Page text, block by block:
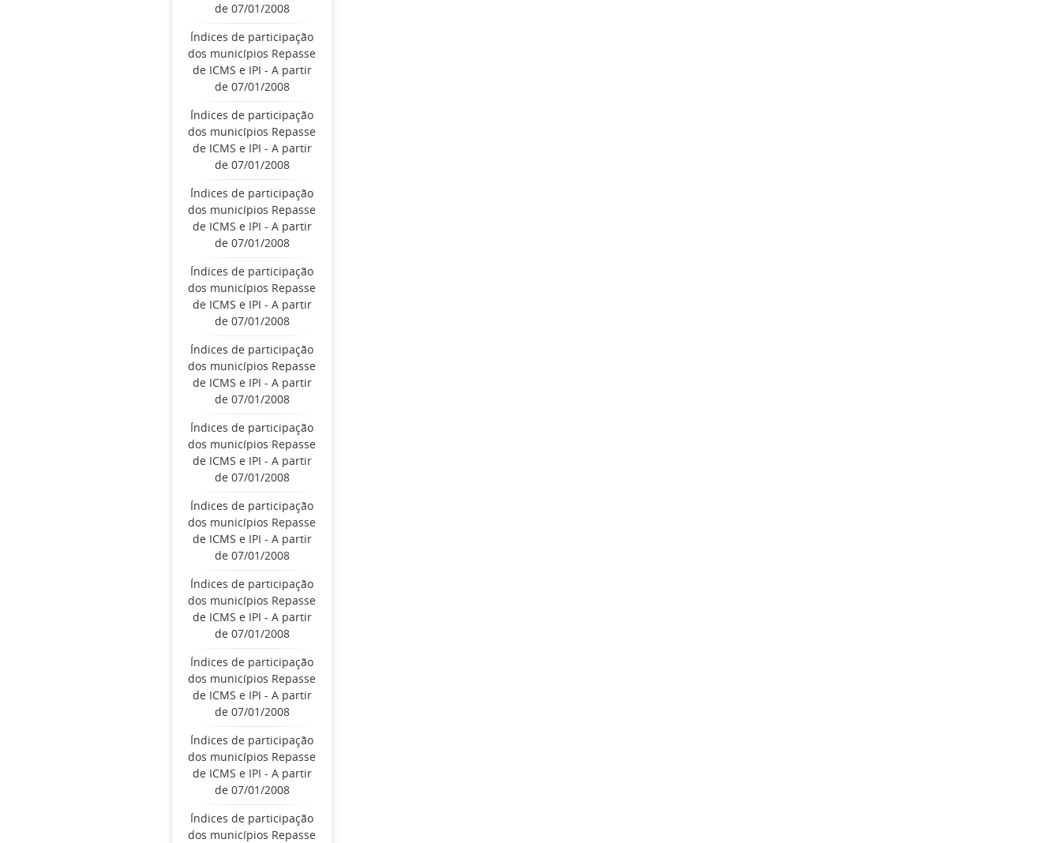
de 07/01/2008
Índices de participação
dos municípios Repasse
de ICMS e IPI - A partir
de 07/01/2008
Índices de participação
dos municípios Repasse
de ICMS e IPI - A partir
de 07/01/2008
Índices de participação
dos municípios Repasse
de ICMS e IPI - A partir
de 07/01/2008
Índices de participação
dos municípios Repasse
de ICMS e IPI - A partir
de 07/01/2008
Índices de participação
dos municípios Repasse
de ICMS e IPI - A partir
de 07/01/2008
Índices de participação
dos municípios Repasse
de ICMS e IPI - A partir
de 07/01/2008
Índices de participação
dos municípios Repasse
de ICMS e IPI - A partir
de 07/01/2008
Índices de participação
dos municípios Repasse
de ICMS e IPI - A partir
de 07/01/2008
Índices de participação
dos municípios Repasse
de ICMS e IPI - A partir
de 07/01/2008
Índices de participação
dos municípios Repasse
de ICMS e IPI - A partir
de 07/01/2008
Índices de participação
dos municípios Repasse